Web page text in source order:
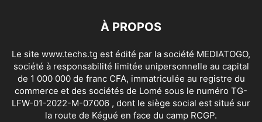
À PROPOS
Le site www.techs.tg est édité par la société MEDIATOGO,
société à responsabilité limitée unipersonnelle au capital
de 1 000 000 de franc CFA, immatriculée au registre du
commerce et des sociétés de Lomé sous le numéro TG-
LFW-01-2022-M-07006 , dont le siège social est situé sur
la route de Kégué en face du camp RCGP.